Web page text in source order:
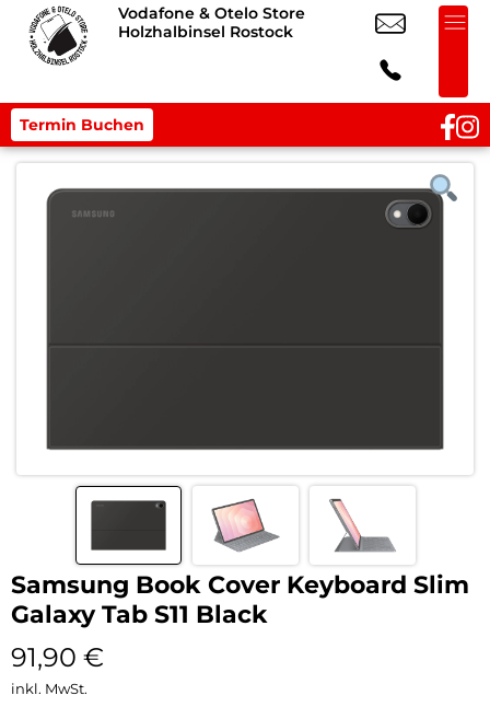
Vodafone & Otelo Store
Holzhalbinsel Rostock
Termin Buchen
Samsung Book Cover Keyboard Slim
Galaxy Tab S11 Black
91,90 €
inkl. MwSt.